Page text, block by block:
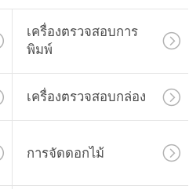
เครื่องตรวจสอบการ
พิมพ์
เครื่องตรวจสอบกล่อง
การจัดดอกไม้